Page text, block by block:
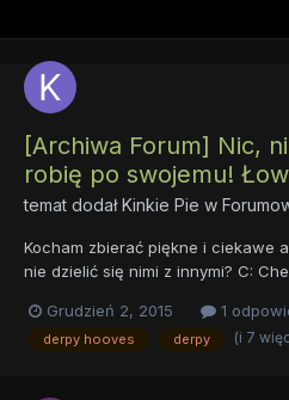
[Archiwa Forum] Nic,
robię po swojemu!
temat dodałKinkie Pie w
Kocham zbierać piękne i ciekawe
nie dzielić się nimi z innymi? C:
My-little-Pony-Art-is-Magic-
(Fanpagea Kinkie Pie nie
Grudzień 2, 2015 1
derpy hooves derpy (i 7